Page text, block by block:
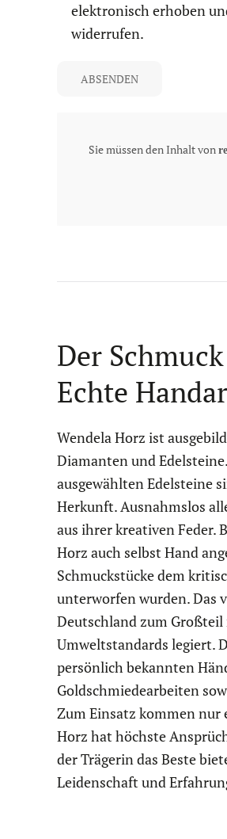
elektronisch erhoben
widerrufen.
Bitte lassen Sie dieses Feld
Sie müssen den Inhalt von
Der
Echte
Wendela Horz ist
Diamanten und
ausgewählten Edelsteine
Herkunft. Ausnahmslos
aus ihrer kreativen Feder.
Horz auch selbst Hand
Schmuckstücke dem
unterworfen wurden. Das
Deutschland zum
Umweltstandards legiert.
persönlich bekannten
Goldschmiedearbeiten
Zum Einsatz kommen nur
Horz hat höchste
der Trägerin das Beste
Leidenschaft und